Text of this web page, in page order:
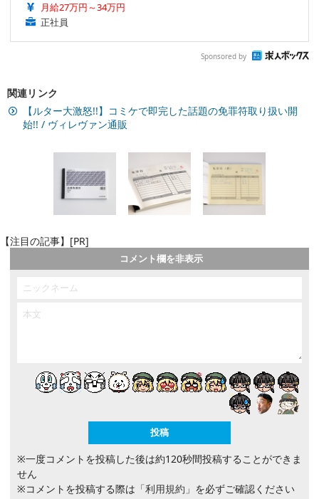
月給27万円～34万円
正社員
Sponsored by
関連リンク
【ルター大激怒!!】コミケで即完した話題の免罪符取り扱い開
始!! / ヴィレヴァン通販
【注目の記事】[PR]
コメント欄を非表示
※一度コメントを投稿した後は約120秒間投稿することができま
せん
※コメントを投稿する際は 「利用規約」 を必ずご確認ください